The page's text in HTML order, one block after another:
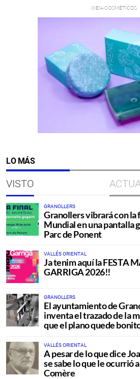
LO MÁS
VISTO
GRANOLLERS
Granollers vibrará con la
Mundial en una pantalla
Parc de Ponent
VALLÉS ORIENTAL
Ja tenim aquí la FESTA
GARRIGA 2026!!
GRANOLLERS
El ayuntamiento de
inventa el trazado de la
que el plano quede
VALLÉS ORIENTAL
A pesar de lo que dice
se sabe lo que le ocurrió
Comère